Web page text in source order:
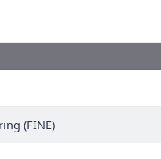
(FINE)